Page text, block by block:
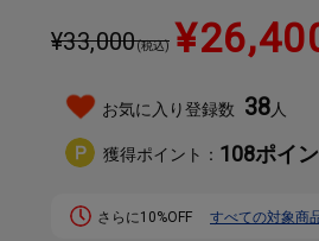
¥33,000(税込)
お気に入り登録数 38人
獲得ポイント： 108ポイ
さらに10%OFF すべての対象商